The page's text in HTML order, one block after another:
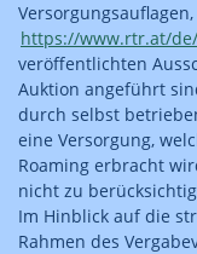
https://www.rtr.at/
veröffentlichten
Auktion angeführt
durch selbst
eine Versorgung,
Roaming erbracht
nicht zu
Im Hinblick auf die
Rahmen des